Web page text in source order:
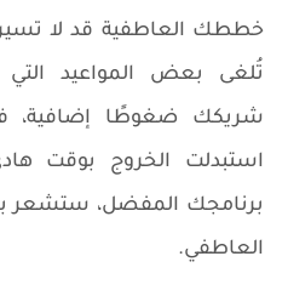
خططك العاطفية قد لا تسير
تُلغى بعض المواعيد
شريكك ضغوطًا إضافية،
استبدلت الخروج بوقت
برنامجك المفضل، ستشعر
العاطفي.